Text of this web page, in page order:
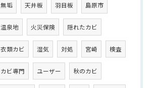
無垢 天井板 羽目板 島原市
温泉地 火災保険 隠れたカビ
衣類カビ 湿気 対処 宮崎 検査
カビ専門 ユーザー 秋のカビ